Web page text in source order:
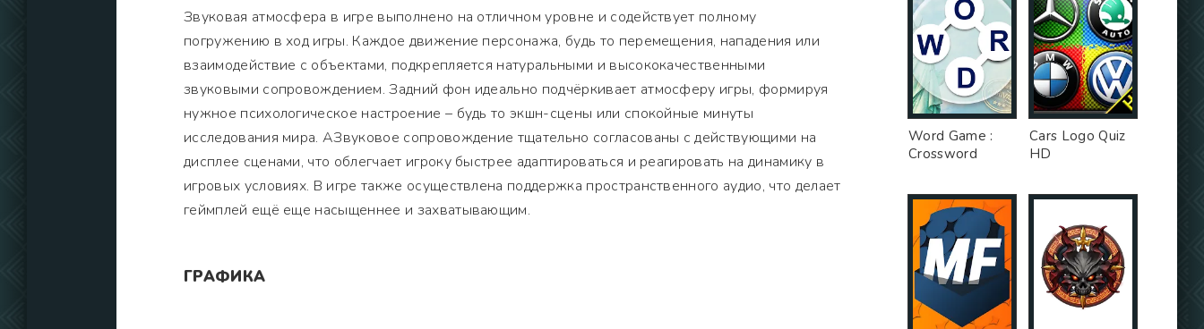
Звуковая атмосфера в игре выполнено на отличном уровне и содействует полному
погружению в ход игры. Каждое движение персонажа, будь то перемещения, нападения или
взаимодействие с объектами, подкрепляется натуральными и высококачественными
звуковыми сопровождением. Задний фон идеально подчёркивает атмосферу игры, формируя
нужное психологическое настроение – будь то экшн-сцены или спокойные минуты
исследования мира. АЗвуковое сопровождение тщательно согласованы с действующими на
дисплее сценами, что облегчает игроку быстрее адаптироваться и реагировать на динамику в
игровых условиях. В игре также осуществлена поддержка пространственного аудио, что делает
геймплей ещё еще насыщеннее и захватывающим.
ГРАФИКА
Word Game :
Crossword
Cars Logo Quiz
HD